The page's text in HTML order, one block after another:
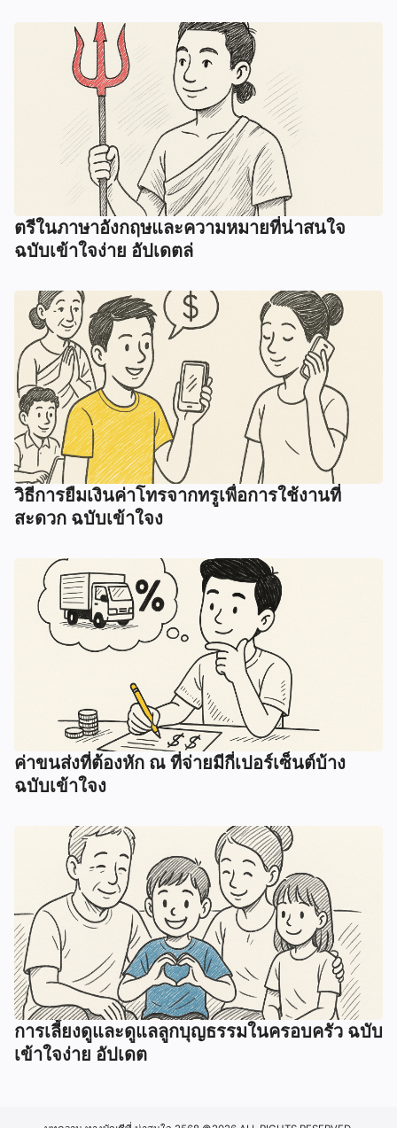
ตรีในภาษาอังกฤษและความหมายที่น่าสนใจ
ฉบับเข้าใจง่าย อัปเดตล่
วิธีการยืมเงินค่าโทรจากทรูเพื่อการใช้งานที่
สะดวก ฉบับเข้าใจง
ค่าขนส่งที่ต้องหัก ณ ที่จ่ายมีกี่เปอร์เซ็นต์บ้าง
ฉบับเข้าใจง
การเลี้ยงดูและดูแลลูกบุญธรรมในครอบครัว ฉบับ
เข้าใจง่าย อัปเดต